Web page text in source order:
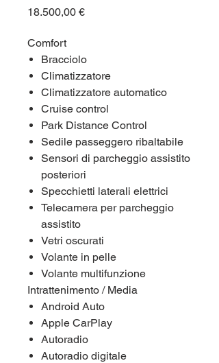
18.500,00 €Prezzo
Comfort
Bracciolo
Climatizzatore
Climatizzatore automatico
Cruise control
Park Distance Control
Sedile passeggero ribaltabile
Sensori di parcheggio assistito
posteriori
Specchietti laterali elettrici
Telecamera per parcheggio
assistito
Vetri oscurati
Volante in pelle
Volante multifunzione
Intrattenimento / Media
Android Auto
Apple CarPlay
Autoradio
Autoradio digitale